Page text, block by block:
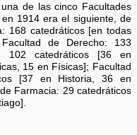
de las cinco Facultades
1914 era el siguiente, de
168 catedráticos [en todas
de Derecho: 133
102 catedráticos [36 en
15 en Físicas]; Facultad
[37 en Historia, 36 en
Farmacia: 29 catedráticos